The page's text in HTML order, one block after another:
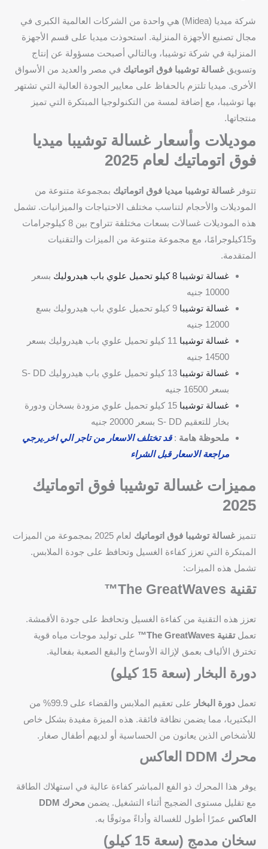
شركة ميديا (Midea) هي واحدة من الشركات العالمية الكبرى في
مجال تصنيع الأجهزة المنزلية. استحوذت ميديا على قسم الأجهزة
المنزلية في شركة توشيبا، وبالتالي أصبحت مسؤولة عن إنتاج
وتسويق غسالة توشيبا فوق اتوماتيك في مصر والعديد من الأسواق
الأخرى. ميديا تلتزم بالحفاظ على معايير الجودة العالية التي تشتهر
بها توشيبا، مع إضافة لمسة من التكنولوجيا المبتكرة التي تميز
منتجاتها.
موديلات وأسعار غسالة توشيبا ميديا
فوق اتوماتيك لعام 2025
تتوفر غسالة توشيبا ميديا فوق اتوماتيك بمجموعة متنوعة من
الموديلات والأحجام لتناسب مختلف الاحتياجات والميزانيات. تشمل
هذه الموديلات غسالات بسعات مختلفة تتراوح بين 8 كيلوجرامات
و15كيلوجرامًا، مع مجموعة متنوعة من الميزات والتقنيات
المتقدمة.
غسالة توشيبا 8 كيلو تحميل علوي باب هيدروليك
بسعر
10000 جنيه
غسالة توشيبا
9 كيلو تحميل علوي باب هيدروليك بسع
12000 جنيه
غسالة توشيبا
11 كيلو تحميل علوي باب هيدروليك بسعر
14500 جنيه
غسالة توشيبا
13 كيلو تحميل علوي باب هيدروليك S- DD
بسعر 16500 جنيه
غسالة توشيبا
15 كيلو تحميل علوي مزودة بسخان ودورة
بخار للتعقيم S- DD بسعر 20000 جنيه
ملحوظة هامة : قد تختلف الاسعار من تاجر الي اخر.يرجي
مراجعة الاسعار قبل الشراء
مميزات غسالة توشيبا فوق اتوماتيك
2025
تتميز غسالة توشيبا فوق اتوماتيك
لعام 2025 بمجموعة من الميزات
المبتكرة التي تعزز كفاءة الغسيل وتحافظ على جودة الملابس.
تشمل هذه الميزات:
تقنية The GreatWaves™
تعزز هذه التقنية من كفاءة الغسيل وتحافظ على جودة الأقمشة.
تعملتقنية The GreatWaves™
على توليد موجات مياه قوية
تخترق الألياف بعمق لإزالة الأوساخ والبقع الصعبة بفعالية.
دورة البخار (سعة 15 كيلو)
تعمل دورة البخار
على تعقيم الملابس والقضاء على 99.9% من
البكتيريا، مما يضمن نظافة فائقة. هذه الميزة مفيدة بشكل خاص
للأشخاص الذين يعانون من الحساسية أو لديهم أطفال صغار.
محرك DDM العاكس
يوفر هذا المحرك ذو الفع المباشر كفاءة عالية في استهلاك الطاقة
مع تقليل مستوى الضجيج أثناء التشغيل. يضمن
محرك DDM
العاكس عمرًا أطول للغسالة وأداءً موثوقًا به.
سخان مدمج (سعة 15 كيلو)